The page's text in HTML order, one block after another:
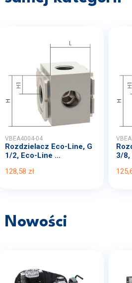
VBEA4004-04
Rozdzielacz Eco-Line, G
1/2, Eco-Line ...
128,58 zł
3/8,
Nowości